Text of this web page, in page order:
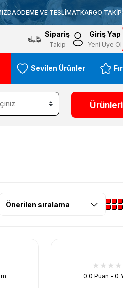
ÖDEME VE TESLİMATKARGO TAKİP
Sipariş
Takip
Giriş Yap
Yeni Üye Ol
Sevilen Ürünler
0.0 Puan - 0